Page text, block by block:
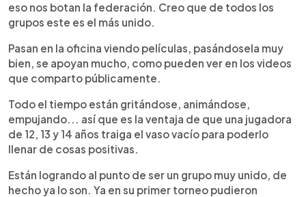
eso nos botan la federación. Creo que de todos los
grupos este es el más unido.
Pasan en la oficina viendo películas, pasándosela muy
bien, se apoyan mucho, como pueden ver en los videos
que comparto públicamente.
Todo el tiempo están gritándose, animándose,
empujando... así que es la ventaja de que una jugadora
de 12, 13 y 14 años traiga el vaso vacío para poderlo
llenar de cosas positivas.
Están logrando al punto de ser un grupo muy unido, de
hecho ya lo son. Ya en su primer torneo pudieron